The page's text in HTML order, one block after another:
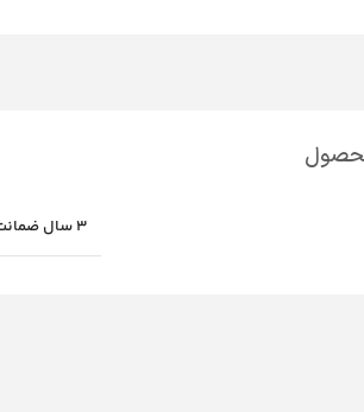
3 سال ضمانت سوزوکی